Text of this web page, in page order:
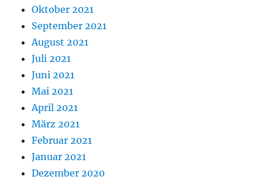
Oktober 2021
September 2021
August 2021
Juli 2021
Juni 2021
Mai 2021
April 2021
März 2021
Februar 2021
Januar 2021
Dezember 2020